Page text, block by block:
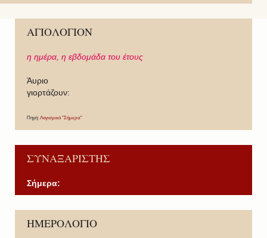
ΑΓΙΟΛΟΓΙΟΝ
η ημέρα, η εβδομάδα του έτους
Άυριο
γιορτάζουν:
Πηγή: Λογισμικό "Σήμερα"
ΣΥΝΑΞΑΡΙΣΤΗΣ
Σήμερα:
ΗΜΕΡΟΛΟΓΙΟ
P
r
P
r
N
e
N
e